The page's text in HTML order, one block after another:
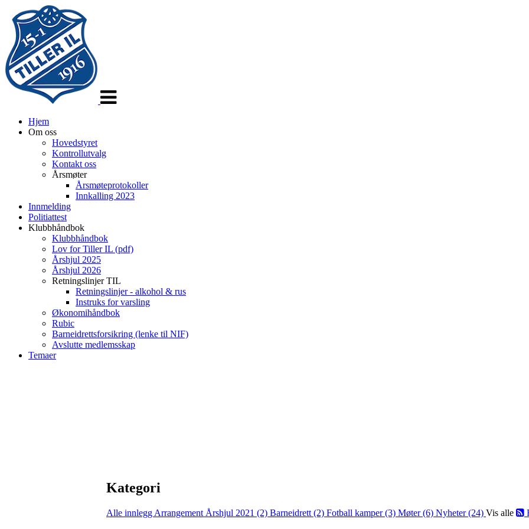
Hjem
Om oss
Hovedstyret
Kontrollutvalg
Kontakt oss
Årsmøter
Årsmøteprotokoller
Innkalling 2023
Innmelding
Politiattest
Klubbhåndbok
Klubbhåndbok
Lov for Tiller IL (pdf)
Årshjul 2025
Årshjul 2026
Retningslinjer TIL
Retningslinjer - alkohol & rus
Instruks for varsling
Økonomihåndbok
Rubic
Barneidrettsforsikring (lenke til NIF)
Avslutte medlemsskap
Temaer
Kategori
Alle innlegg Arrangement Årshjul 2021 (2) Barneidrett (2) Fotball kamper (3) Møter (6) Nyheter (24) Vis alle